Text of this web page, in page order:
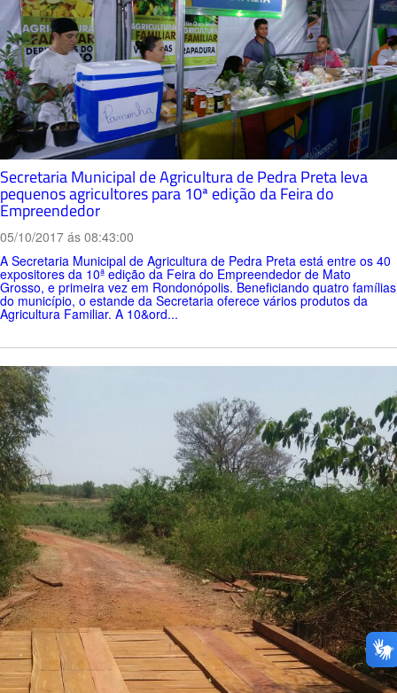
Secretaria Municipal de Agricultura de Pedra Preta leva
pequenos agricultores para 10ª edição da Feira do
Empreendedor
05/10/2017 ás 08:43:00
A Secretaria Municipal de Agricultura de Pedra Preta está entre os 40
expositores da 10ª edição da Feira do Empreendedor de Mato
Grosso, e primeira vez em Rondonópolis. Beneficiando quatro famílias
do município, o estande da Secretaria oferece vários produtos da
Agricultura Familiar. A 10&ord...